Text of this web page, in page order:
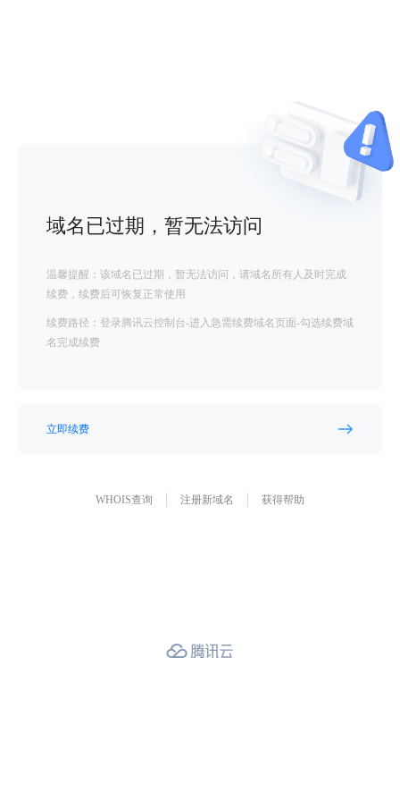
域名已过期，暂无法访问
温馨提醒：该域名已过期，暂无法访问，请域名所有人及时完成
续费，续费后可恢复正常使用
续费路径：登录腾讯云控制台-进入急需续费域名页面-勾选续费域
名完成续费
立即续费
WHOIS查询 注册新域名 获得帮助